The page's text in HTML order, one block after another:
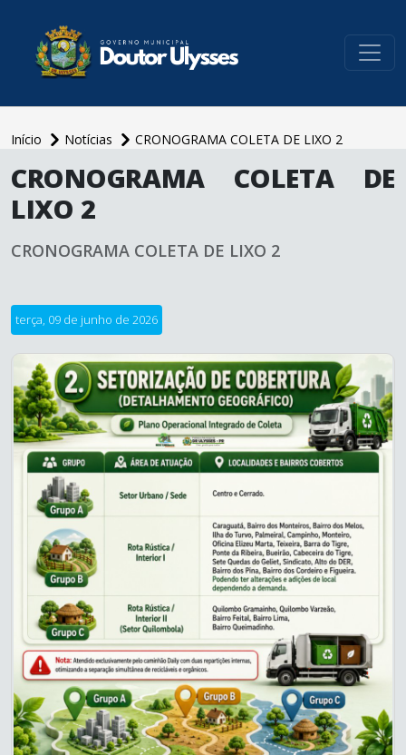
Início Notícias
CRONOGRAMA COLETA DE LIXO 2
principal
CRONOGRAMA COLETA DE
LIXO 2
CRONOGRAMA COLETA DE LIXO 2
terça, 09 de junho de 2026